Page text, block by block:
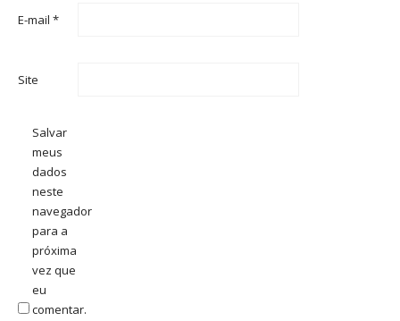
E-mail *
Site
Salvar
meus
dados
neste
navegador
para a
próxima
vez que
eu
comentar.